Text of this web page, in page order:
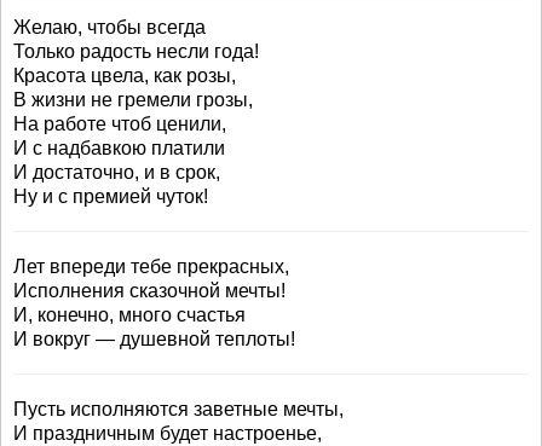
Желаю, чтобы всегда
Только радость несли года!
Красота цвела, как розы,
В жизни не гремели грозы,
На работе чтоб ценили,
И с надбавкою платили
И достаточно, и в срок,
Ну и с премией чуток!
Лет впереди тебе прекрасных,
Исполнения сказочной мечты!
И, конечно, много счастья
И вокруг — душевной теплоты!
Пусть исполняются заветные мечты,
И праздничным будет настроенье,